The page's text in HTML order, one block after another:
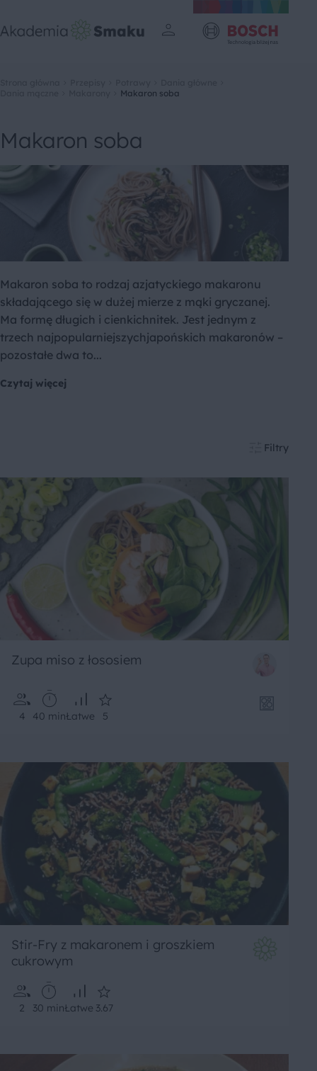
Makaron soba
Makaron soba
Makaron soba to rodzaj azjatyckiego makaronu
składającego się w dużej mierze z mąki gryczanej.
Ma formę długich i cienkichnitek. Jest jednym z
trzech najpopularniejszychjapońskich makaronów –
pozostałe dwa to...
Czytaj więcej
Filtry
Zupa miso z łososiem
4 40 minŁatwe 5
Stir-Fry z makaronem i groszkiem
cukrowym
2 30 minŁatwe 3.67